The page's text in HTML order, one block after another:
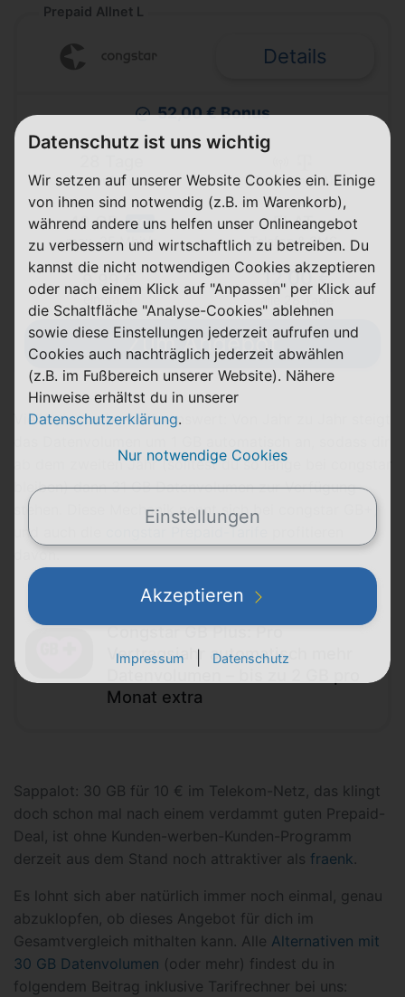
Prepaid Allnet L
Details
52,00 € Bonus
Laufzeit Telekom (D1)
40 GB 5G
max. 25 Mbit/s
FLAT
Telefon & SMS
9,99 €
einmalig
12,00 €
alle 28 Tage
Zum Angebot
Vielleicht noch erwähnenswert: Von Jahr zu Jahr steigt
ab dem zweiten Jahr (solltest du so lange bei congstar
bleiben) dann 31 GB Datenvolumen zur Verfügung
stehen. Diese Mechanik nennt sich bei congstar GB+,
und auch die
congstar Prepaid-Tarife
Congstar GB Plus: Pro
Vertragsjahr automatisch mehr
Monat extra
Sappalot: 30 GB für 10 € im Telekom-Netz, das klingt
doch schon mal nach einem verdammt guten Prepaid-
Deal, ist ohne Kunden-werben-Kunden-Programm
derzeit aus dem Stand noch attraktiver als fraenk.
Es lohnt sich aber natürlich immer noch einmal, genau
abzuklopfen, ob dieses Angebot für dich im
Gesamtvergleich mithalten kann. Alle Alternativen mit
30 GB Datenvolumen (oder mehr) findest du in
folgendem Beitrag inklusive Tarifrechner bei uns:
Datenschutz ist uns wichtig
Wir setzen auf unserer Website Cookies ein. Einige
von ihnen sind notwendig (z.B. im Warenkorb),
während andere uns helfen unser Onlineangebot
zu verbessern und wirtschaftlich zu betreiben. Du
kannst die nicht notwendigen Cookies akzeptieren
oder nach einem Klick auf "Anpassen" per Klick auf
die Schaltfläche "Analyse-Cookies" ablehnen
sowie diese Einstellungen jederzeit aufrufen und
Cookies auch nachträglich jederzeit abwählen
(z.B. im Fußbereich unserer Website). Nähere
Hinweise erhältst du in unserer
Datenschutzerklärung.
Nur notwendige Cookies
Einstellungen
Akzeptieren
Impressum Datenschutz